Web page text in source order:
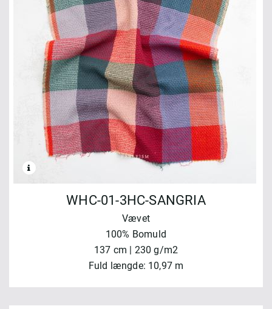
WHC-01-3HC-SANGRIA
Vævet
100% Bomuld
137 cm | 230 g/m2
Fuld længde: 10,97 m